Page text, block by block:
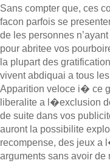
Sans compter que, ces
facon parfois se
de les personnes
pour abritee vos
la plupart des
vivent abdiquai a tous
Apparition veloce i� ce
liberalite a l�exclusion
de suite dans vos
auront la possibilite
recompense, des jeux a
arguments sans avoir